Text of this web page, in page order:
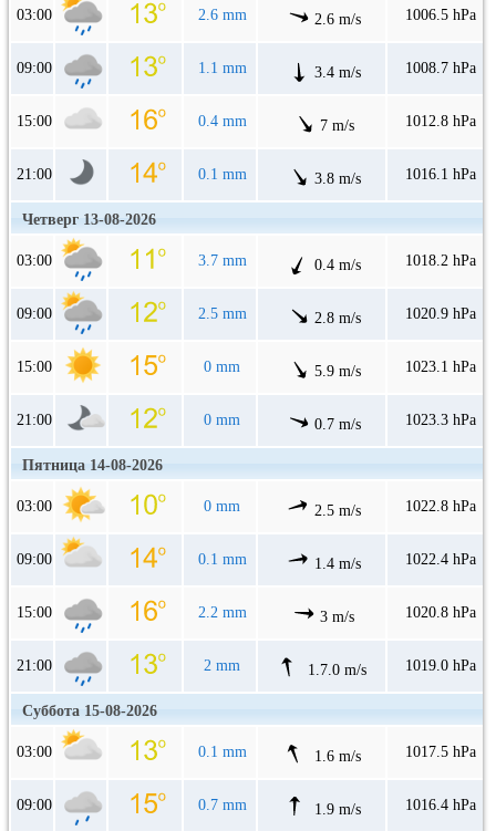
03:00 2.6 mm 2.6 m/s 1006.5 hPa
09:00 1.1 mm 3.4 m/s 1008.7 hPa
15:00 0.4 mm 7 m/s 1012.8 hPa
21:00 0.1 mm 3.8 m/s 1016.1 hPa
Четверг 13-08-2026
03:00 3.7 mm 0.4 m/s 1018.2 hPa
09:00 2.5 mm 2.8 m/s 1020.9 hPa
15:00 0 mm 5.9 m/s 1023.1 hPa
21:00 0 mm 0.7 m/s 1023.3 hPa
Пятница 14-08-2026
03:00 0 mm 2.5 m/s 1022.8 hPa
09:00 0.1 mm 1.4 m/s 1022.4 hPa
15:00 2.2 mm 3 m/s 1020.8 hPa
21:00 2 mm 1.7.0 m/s 1019.0 hPa
Суббота 15-08-2026
03:00 0.1 mm 1.6 m/s 1017.5 hPa
09:00 0.7 mm 1.9 m/s 1016.4 hPa